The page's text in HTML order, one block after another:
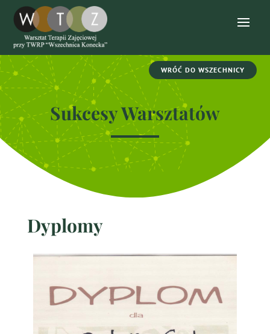
WRÓĆ DO WSZECHNICY
Sukcesy Warsztatów
Dyplomy